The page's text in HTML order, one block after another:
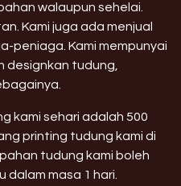
walaupun sehelai.
Kami juga ada menjual
peniaga. Kami mempunyai
designkan tudung,
kami sehari adalah 500
printing tudung kami di
tudung kami boleh
masa 1 hari.